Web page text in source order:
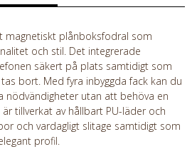
magnetiskt plånboksfodral som
och stil. Det integrerade
säkert på plats samtidigt som
bort. Med fyra inbyggda fack kan du
nödvändigheter utan att behöva en
tillverkat av hållbart PU-läder och
och vardagligt slitage samtidigt som
profil.